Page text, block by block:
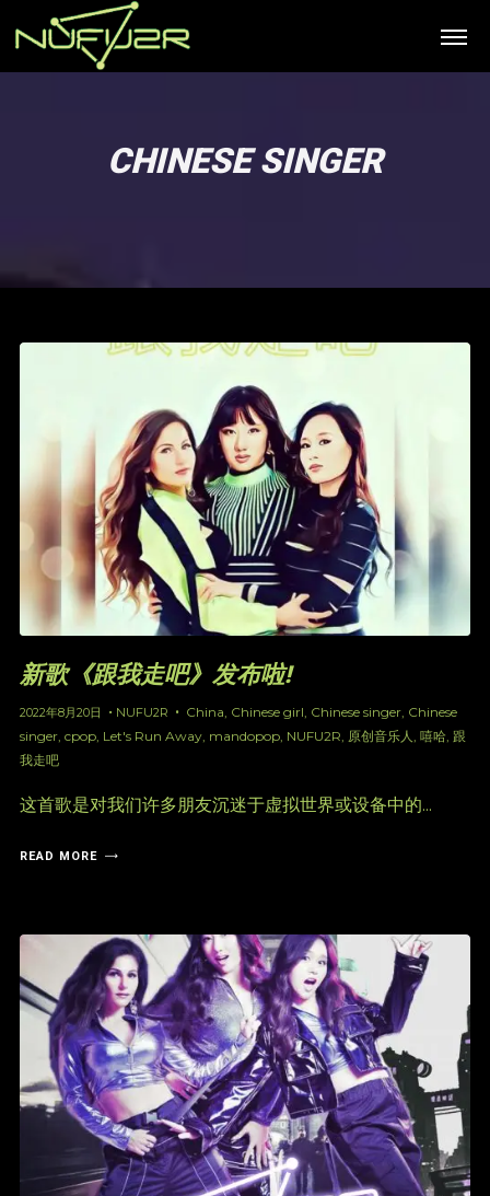
CHINESE SINGER
新歌《跟我走吧》发布啦!
2022年8月20日 NUFU2R China Chinese girl Chinese singer, Chinese
singer, cpop, Let's Run Away, mandopop, NUFU2R 原创音乐人 嘻哈 跟
我走吧
这首歌是对我们许多朋友沉迷于虚拟世界或设备中的...
READ MORE